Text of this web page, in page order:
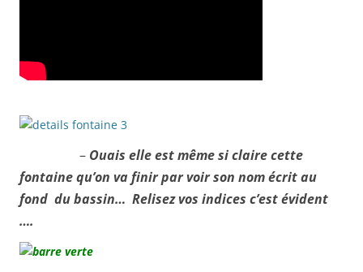
– Ouais elle est même si claire cette
fontaine qu’on va finir par voir son nom écrit au
fond du bassin… Relisez vos indices c’est évident
….